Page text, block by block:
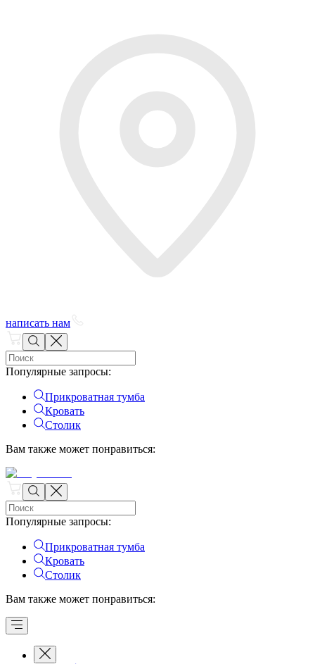
написать нам
Популярные запросы:
Прикроватная тумба
Кровать
Столик
Вам также может понравиться:
Популярные запросы:
Прикроватная тумба
Кровать
Столик
Вам также может понравиться: